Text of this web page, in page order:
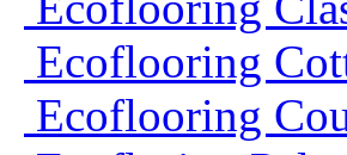
Ecoflooring
Ecoflooring